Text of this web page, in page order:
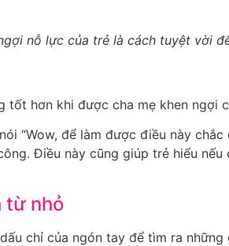
nỗ lực của trẻ là cách tuyệt vời
hơn khi được cha mẹ khen ngợi
“Wow, để làm được điều này
Điều này cũng giúp trẻ hiểu
từ nhỏ
chỉ của ngón tay để tìm ra những